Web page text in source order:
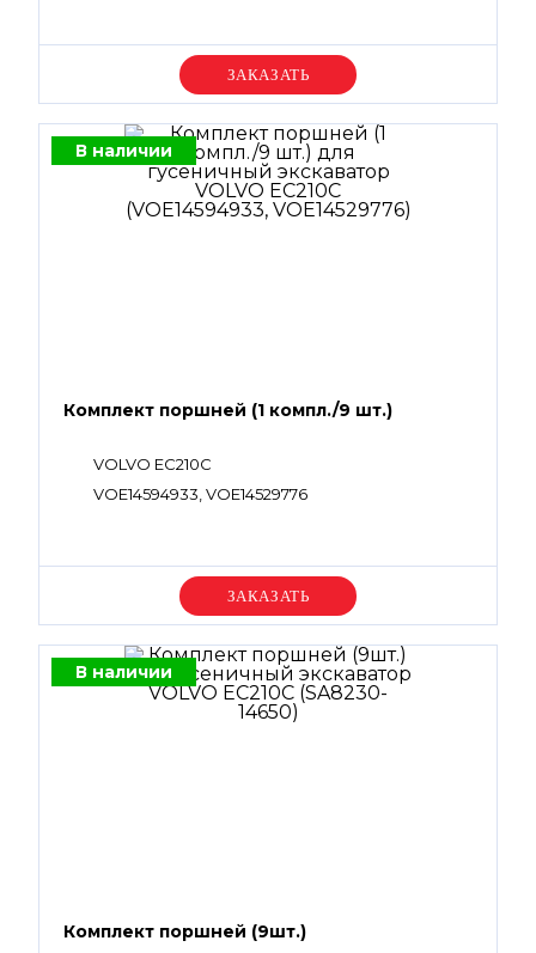
Уточняйте цену
В наличии
Комплект поршней (1 компл./9 шт.)
VOLVO EC210C
VOE14594933, VOE14529776
Уточняйте цену
В наличии
Комплект поршней (9шт.)